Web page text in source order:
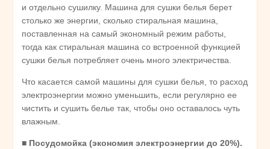
и отдельно сушилку. Машина для сушки белья берет
столько же энергии, сколько стиральная машина,
поставленная на самый экономный режим работы,
тогда как стиральная машина со встроенной функцией
сушки белья потребляет очень много электричества.
Что касается самой машины для сушки белья, то расход
электроэнергии можно уменьшить, если регулярно ее
чистить и сушить белье так, чтобы оно оставалось чуть
влажным.
■ Посудомойка (экономия электроэнергии до 20%).